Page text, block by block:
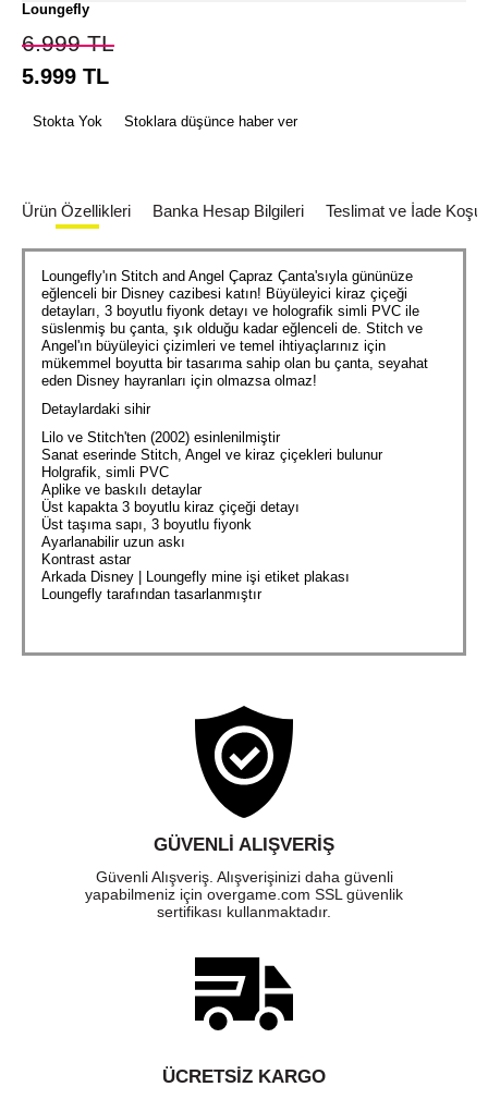
Loungefly
6.999TL
5.999 TL
Stokta Yok Stoklara düşünce haber ver
Ürün Özellikleri Banka Hesap Bilgileri Teslimat ve İade
Loungefly'ın Stitch and Angel Çapraz Çanta'sıyla gününüze
eğlenceli bir Disney cazibesi katın! Büyüleyici kiraz çiçeği
detayları, 3 boyutlu fiyonk detayı ve holografik simli PVC ile
süslenmiş bu çanta, şık olduğu kadar eğlenceli de. Stitch ve
Angel'ın büyüleyici çizimleri ve temel ihtiyaçlarınız için
mükemmel boyutta bir tasarıma sahip olan bu çanta, seyahat
eden Disney hayranları için olmazsa olmaz!
Detaylardaki sihir
Lilo ve Stitch'ten (2002) esinlenilmiştir
Sanat eserinde Stitch, Angel ve kiraz çiçekleri bulunur
Holgrafik, simli PVC
Aplike ve baskılı detaylar
Üst kapakta 3 boyutlu kiraz çiçeği detayı
Üst taşıma sapı, 3 boyutlu fiyonk
Ayarlanabilir uzun askı
Kontrast astar
Arkada Disney | Loungefly mine işi etiket plakası
Loungefly tarafından tasarlanmıştır
GÜVENLI ALIŞVERIŞ
Güvenli Alışveriş. Alışverişinizi daha güvenli
yapabilmeniz için overgame.com SSL güvenlik
sertifikası kullanmaktadır.
ÜCRETSIZ KARGO